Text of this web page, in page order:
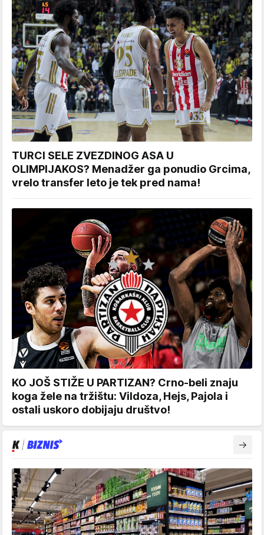
TURCI SELE ZVEZDINOG ASA U
OLIMPIJAKOS? Menadžer ga ponudio Grcima,
vrelo transfer leto je tek pred nama!
KO JOŠ STIŽE U PARTIZAN? Crno-beli znaju
koga žele na tržištu: Vildoza, Hejs, Pajola i
ostali uskoro dobijaju društvo!